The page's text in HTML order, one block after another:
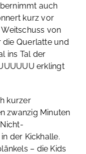
auch
kurz vor
von
Querlatte und
ins Tal der
erklingt
kurzer
zwanzig Minuten
der Kickhalle.
– die Kids